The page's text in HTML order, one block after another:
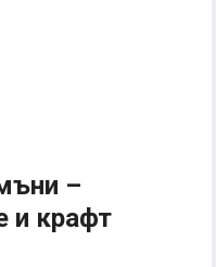
–
и крафт